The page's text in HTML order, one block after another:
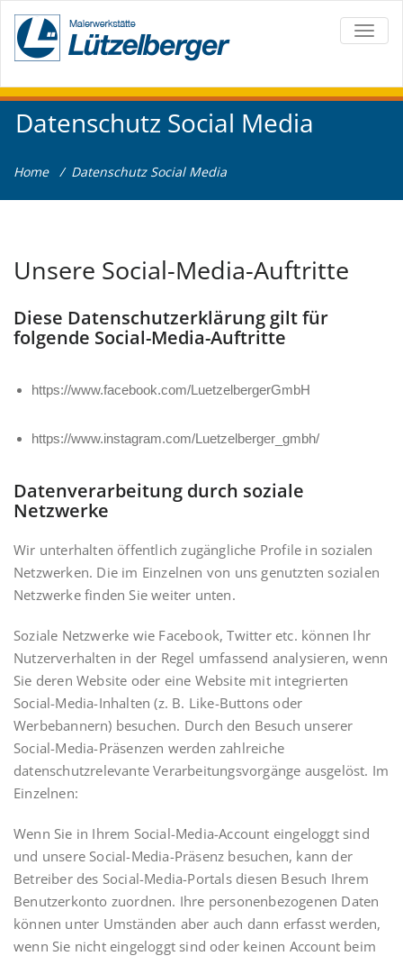
Datenschutz Social Media
Home/ Datenschutz Social Media
Unsere Social-Media-Auftritte
Diese Datenschutzerklärung gilt für
folgende Social-Media-Auftritte
https://www.facebook.com/LuetzelbergerGmbH
https://www.instagram.com/Luetzelberger_gmbh/
Datenverarbeitung durch soziale
Netzwerke
Wir unterhalten öffentlich zugängliche Profile in sozialen
Netzwerken. Die im Einzelnen von uns genutzten sozialen
Netzwerke finden Sie weiter unten.
Soziale Netzwerke wie Facebook, Twitter etc. können Ihr
Nutzerverhalten in der Regel umfassend analysieren, wenn
Sie deren Website oder eine Website mit integrierten
Social-Media-Inhalten (z. B. Like-Buttons oder
Werbebannern) besuchen. Durch den Besuch unserer
Social-Media-Präsenzen werden zahlreiche
datenschutzrelevante Verarbeitungsvorgänge ausgelöst. Im
Einzelnen:
Wenn Sie in Ihrem Social-Media-Account eingeloggt sind
und unsere Social-Media-Präsenz besuchen, kann der
Betreiber des Social-Media-Portals diesen Besuch Ihrem
Benutzerkonto zuordnen. Ihre personenbezogenen Daten
können unter Umständen aber auch dann erfasst werden,
wenn Sie nicht eingeloggt sind oder keinen Account beim